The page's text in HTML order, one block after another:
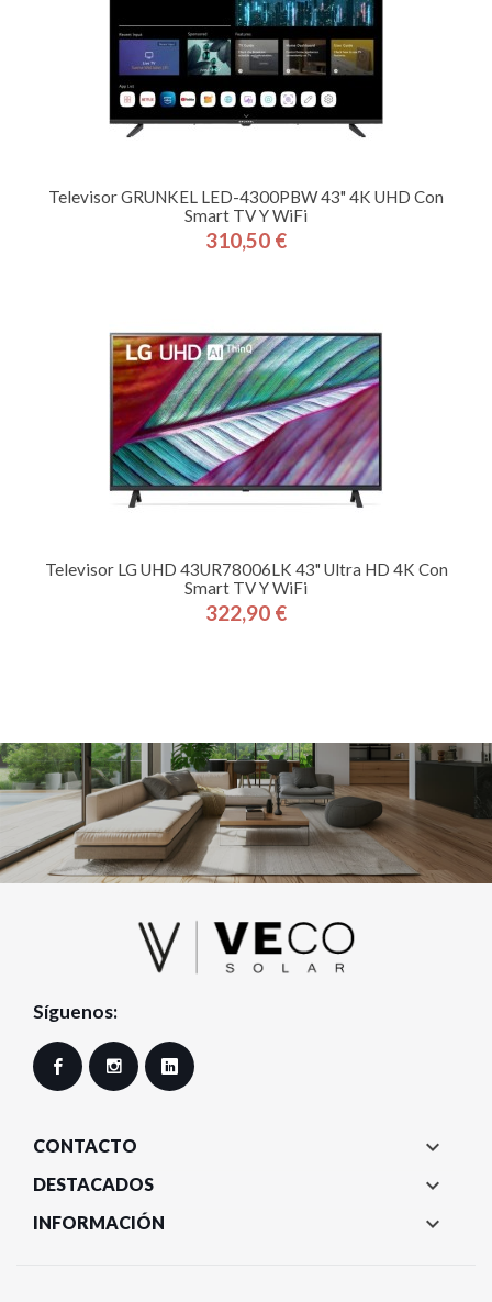
Televisor GRUNKEL LED-4300PBW 43" 4K UHD Con
Smart TV Y WiFi
Precio
310,50 €
Televisor LG UHD 43UR78006LK 43" Ultra HD 4K Con
Smart TV Y WiFi
Precio
322,90 €
Síguenos:
Facebook Instagram
CONTACTO 
DESTACADOS 
INFORMACIÓN 